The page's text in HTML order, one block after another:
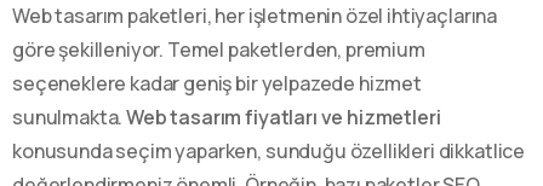
Web tasarım paketleri, her işletmenin özel ihtiyaçlarına
göre şekilleniyor. Temel paketlerden, premium
seçeneklere kadar geniş bir yelpazede hizmet
sunulmakta.Web tasarım fiyatları ve hizmetleri
konusunda seçim yaparken, sunduğu özellikleri dikkatlice